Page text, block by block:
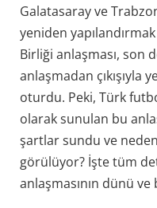
Galatasaray ve
yeniden
Birliği anlaşması, son
anlaşmadan çıkışıyla
oturdu. Peki, Türk
olarak sunulan bu
şartlar sundu ve
görülüyor? İşte tüm
anlaşmasının dünü ve